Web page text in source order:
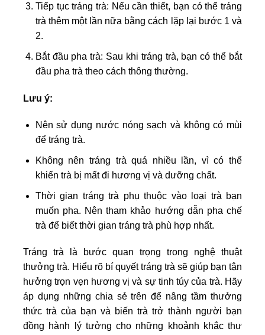
Tiếp tục tráng trà: Nếu cần thiết, bạn có thể tráng
trà thêm một lần nữa bằng cách lặp lại bước 1 và
2.
Bắt đầu pha trà: Sau khi tráng trà, bạn có thể bắt
đầu pha trà theo cách thông thường.
Lưu ý:
Nên sử dụng nước nóng sạch và không có mùi
để tráng trà.
Không nên tráng trà quá nhiều lần, vì có thể
khiến trà bị mất đi hương vị và dưỡng chất.
Thời gian tráng trà phụ thuộc vào loại trà bạn
muốn pha. Nên tham khảo hướng dẫn pha chế
trà để biết thời gian tráng trà phù hợp nhất.
Tráng trà là bước quan trọng trong nghệ thuật
thưởng trà. Hiểu rõ bí quyết tráng trà sẽ giúp bạn tận
hưởng trọn vẹn hương vị và sự tinh túy của trà. Hãy
áp dụng những chia sẻ trên để nâng tầm thưởng
thức trà của bạn và biến trà trở thành người bạn
đồng hành lý tưởng cho những khoảnh khắc thư